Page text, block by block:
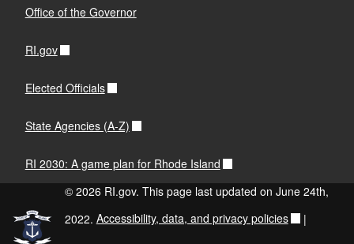
Office of the Governor
RI.gov
Elected Officials
State Agencies (A-Z)
RI 2030: A game plan for Rhode Island
© 2026 RI.gov. This page last updated on June 24th,
2022. Accessibility, data, and privacy policies |